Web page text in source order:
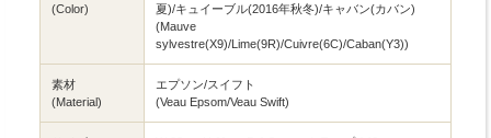
(Color)
夏)/キュイーブル(2016年秋冬)/キャバン(カバン)
(Mauve
sylvestre(X9)/Lime(9R)/Cuivre(6C)/Caban(Y3))
素材
(Material)
エプソン/スイフト
(Veau Epsom/Veau Swift)